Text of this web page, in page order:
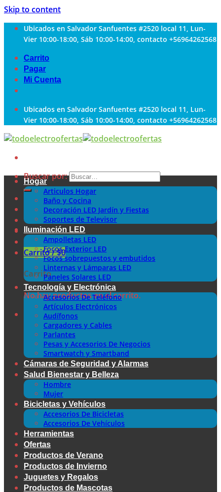
Skip to content
Ubicados en Salvador Sanfuentes #2520 local 11, Lun-
Vier 10:00-18:00, Sáb 10:00-14:00, contacto +56964262568
Carrito
Pagar
Mi Cuenta
Ubicados en Salvador Sanfuentes #2520 local 11, Lun-
Vier 10:00-18:00, Sáb 10:00-14:00, contacto +56964262568
Buscar por:
Carrito /$0
Carrito
No hay productos en el carrito.
Hogar
Articulos Hogar
Baño y Cocina
Decoración LED Jardín y Fiestas
Soportes de Televisor
Iluminación LED
Ampolletas LED
Focos Exterior LED
Focos sobrepuestos y embutidos
Linternas y Lámparas LED
Paneles Solares LED
Tecnología y Electrónica
Accesorios De Teléfono
Artículos Electrónicos
Audífonos
Cargadores y Cables
Parlantes
Pesas y Accesorios De Negocios
Smartwatch y Smartband
Cámaras de Seguridad y Alarmas
Salud Bienestar y Belleza
Hombre
Mujer
Bicicletas y Vehículos
Accesorios De Bicicletas
Accesorios De Vehículos
Herramientas
Ofertas
Productos de Verano
Productos de Invierno
Juguetes y Regalos
Productos de Mascotas